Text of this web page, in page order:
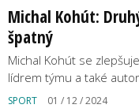
Michal Kohút:
špatný
Michal Kohút se
lídrem týmu a také
SPORT 01 / 12 / 2024